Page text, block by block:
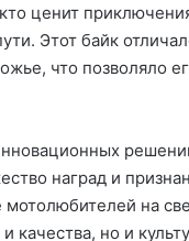
ценит
Этот байк
что позволяло
наград и
мотолюбителей на
качества, но и